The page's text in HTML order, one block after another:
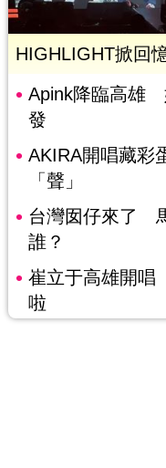
HIGHLIGHT掀回
Apink降臨高雄
發
AKIRA開唱藏彩
「聲」
台灣囡仔來了
誰？
崔立于高雄開
啦